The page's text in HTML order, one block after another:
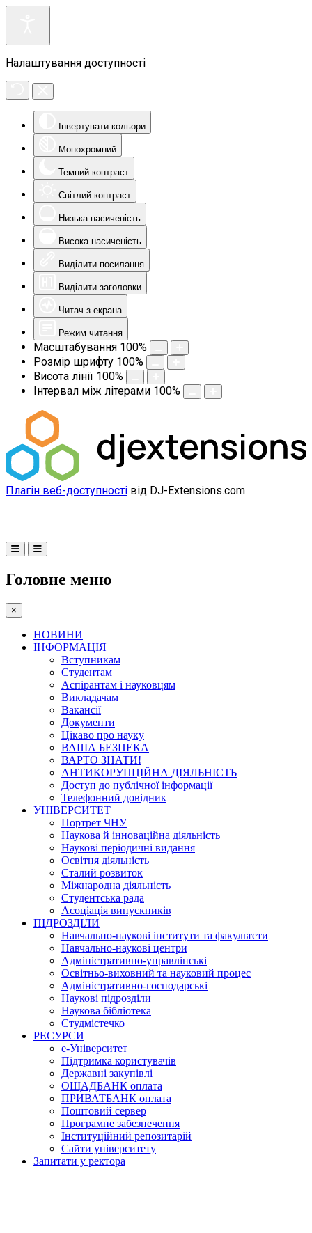
Налаштування доступності
Інвертувати кольори
Монохромний
Темний контраст
Світлий контраст
Низька насиченість
Висока насиченість
Виділити посилання
Виділити заголовки
Читач з екрана
Режим читання
Масштабування 100%
Розмір шрифту 100%
Висота лінії 100%
Інтервал між літерами 100%
Плагін веб-доступності від DJ-Extensions.com
Головне меню
×
НОВИНИ
ІНФОРМАЦІЯ
Вступникам
Студентам
Аспірантам і науковцям
Викладачам
Вакансії
Документи
Цікаво про науку
ВАША БЕЗПЕКА
ВАРТО ЗНАТИ!
АНТИКОРУПЦІЙНА ДІЯЛЬНІСТЬ
Доступ до публічної інформації
Телефонний довідник
УНІВЕРСИТЕТ
Портрет ЧНУ
Наукова й інноваційна діяльність
Наукові періодичні видання
Освітня діяльність
Сталий розвиток
Міжнародна діяльність
Студентська рада
Асоціація випускників
ПІДРОЗДІЛИ
Навчально-наукові інститути та факультети
Навчально-наукові центри
Адміністративно-управлінські
Освітньо-виховний та науковий процес
Адміністративно-господарські
Наукові підрозділи
Наукова бібліотека
Студмістечко
РЕСУРСИ
е-Університет
Підтримка користувачів
Державні закупівлі
ОЩАДБАНК оплата
ПРИВАТБАНК оплата
Поштовий сервер
Програмне забезпечення
Інституційний репозитарій
Сайти університету
Запитати у ректора